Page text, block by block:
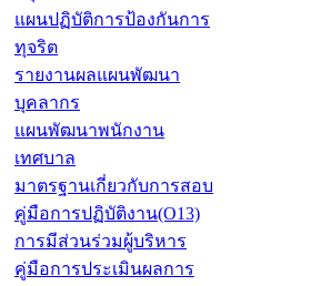
แผนปฏิบัติการป้องกันการ
ทุจริต
รายงานผลแผนพัฒนา
บุคลากร
แผนพัฒนาพนักงาน
เทศบาล
มาตรฐานเกี่ยวกับการสอบ
คู่มือการปฏิบัติงาน(O13)
การมีส่วนร่วมผู้บริหาร
คู่มือการประเมินผลการ